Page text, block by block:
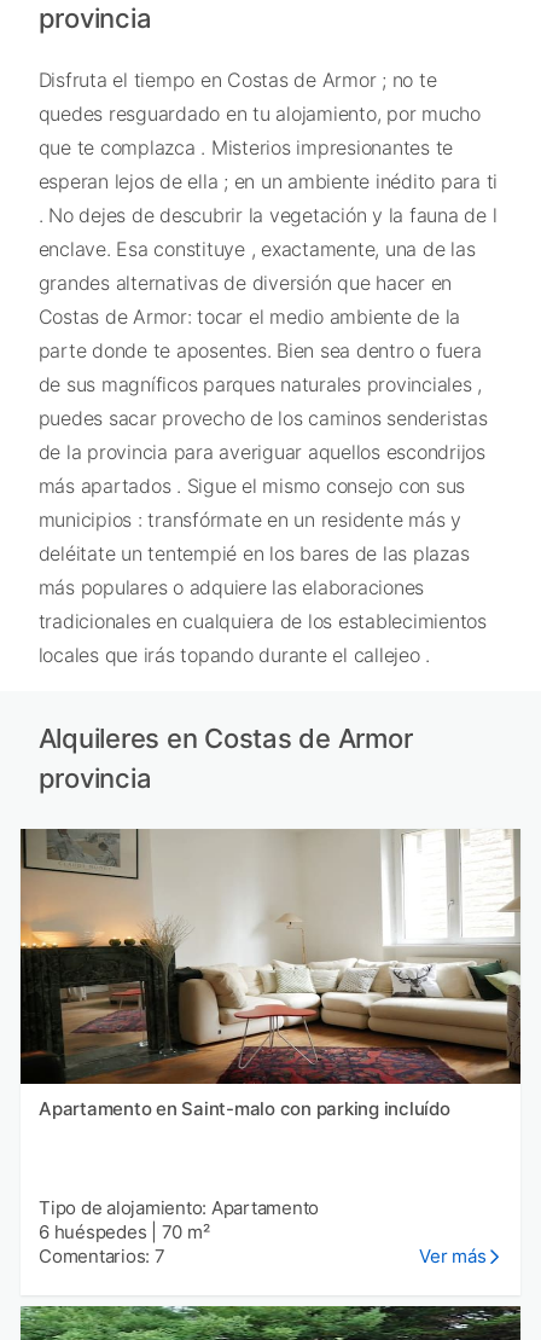
provincia
Disfruta el tiempo en Costas de Armor ; no te
quedes resguardado en tu alojamiento, por mucho
que te complazca . Misterios impresionantes te
esperan lejos de ella ; en un ambiente inédito para ti
. No dejes de descubrir la vegetación y la fauna de l
enclave. Esa constituye , exactamente, una de las
grandes alternativas de diversión que hacer en
Costas de Armor: tocar el medio ambiente de la
parte donde te aposentes. Bien sea dentro o fuera
de sus magníficos parques naturales provinciales ,
puedes sacar provecho de los caminos senderistas
de la provincia para averiguar aquellos escondrijos
más apartados . Sigue el mismo consejo con sus
municipios : transfórmate en un residente más y
deléitate un tentempié en los bares de las plazas
más populares o adquiere las elaboraciones
tradicionales en cualquiera de los establecimientos
locales que irás topando durante el callejeo .
Alquileres en Costas de Armor
provincia
Apartamento en Saint-malo con parking incluído
Tipo de alojamiento: Apartamento
6 huéspedes
70 m²
Comentarios: 7
Ver más